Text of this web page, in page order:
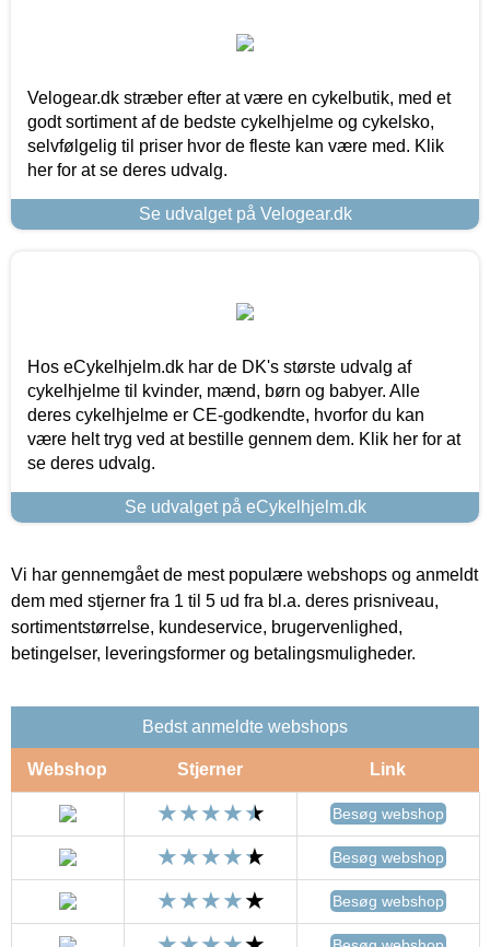
Velogear.dk stræber efter at være en cykelbutik, med et
godt sortiment af de bedste cykelhjelme og cykelsko,
selvfølgelig til priser hvor de fleste kan være med. Klik
her for at se deres udvalg.
Se udvalget på Velogear.dk
Hos eCykelhjelm.dk har de DK's største udvalg af
cykelhjelme til kvinder, mænd, børn og babyer. Alle
deres cykelhjelme er CE-godkendte, hvorfor du kan
være helt tryg ved at bestille gennem dem. Klik her for at
se deres udvalg.
Se udvalget på eCykelhjelm.dk
Vi har gennemgået de mest populære webshops og anmeldt
dem med stjerner fra 1 til 5 ud fra bl.a. deres prisniveau,
sortimentstørrelse, kundeservice, brugervenlighed,
betingelser, leveringsformer og betalingsmuligheder.
Bedst anmeldte webshops
Webshop Stjerner Link
Besøg webshop
Besøg webshop
Besøg webshop